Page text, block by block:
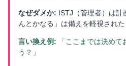
なぜダメか: ISTJ（管理者）は計
んとかなる」は備えを軽視され
言い換え例:
「ここまでは決め
う？」